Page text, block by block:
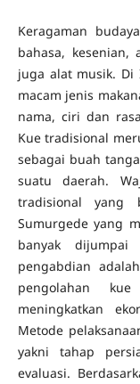
Keragaman
bahasa,
juga alat musik.
macam jenis
nama, ciri dan
Kue tradisional
sebagai buah
suatu daerah.
tradisional yang
Sumurgede yang
banyak
pengabdian
pengolahan
meningkatkan
Metode
yakni tahap
evaluasi.